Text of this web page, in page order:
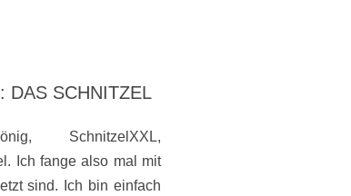
DAS SCHNITZEL
SchnitzelXXL,
Ich fange also mal mit
sind. Ich bin einfach